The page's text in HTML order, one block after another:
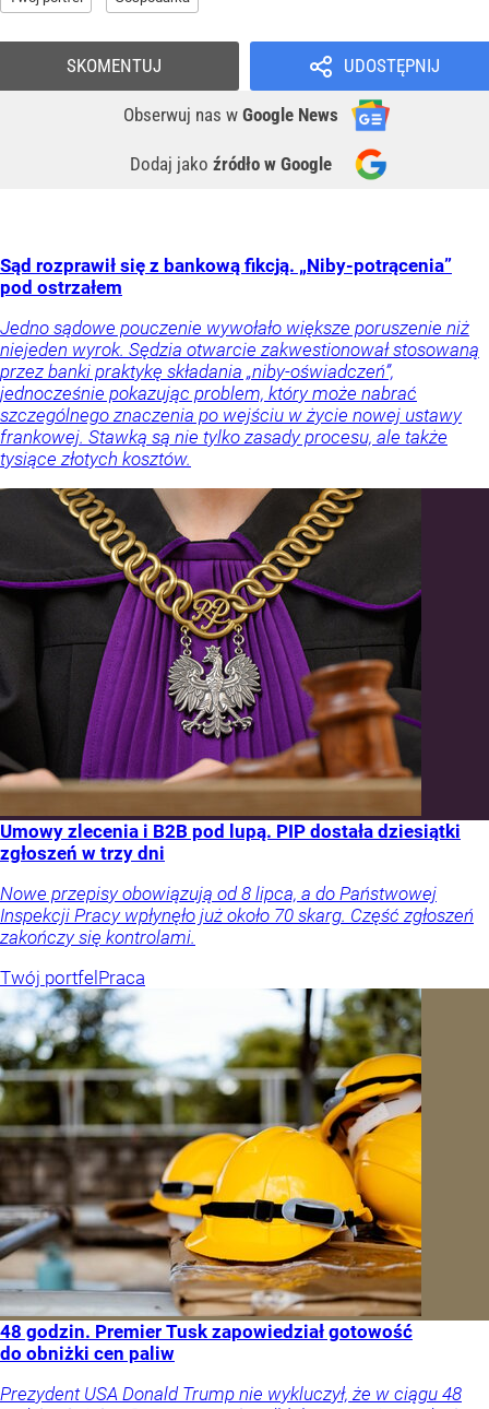
UDOSTĘPNIJ
Obserwuj nas w Google News
Dodaj jako źródło w Google
SKOMENTUJ
Sąd rozprawił się z bankową fikcją. „Niby-potrącenia”
pod ostrzałem
Jedno sądowe pouczenie wywołało większe poruszenie niż
niejeden wyrok. Sędzia otwarcie zakwestionował stosowaną
przez banki praktykę składania „niby-oświadczeń”,
jednocześnie pokazując problem, który może nabrać
szczególnego znaczenia po wejściu w życie nowej ustawy
frankowej. Stawką są nie tylko zasady procesu, ale także
tysiące złotych kosztów.
Umowy zlecenia i B2B pod lupą. PIP dostała dziesiątki
zgłoszeń w trzy dni
Nowe przepisy obowiązują od 8 lipca, a do Państwowej
Inspekcji Pracy wpłynęło już około 70 skarg. Część zgłoszeń
zakończy się kontrolami.
Twój portfelPraca
48 godzin. Premier Tusk zapowiedział gotowość
do obniżki cen paliw
Prezydent USA Donald Trump nie wykluczył, że w ciągu 48